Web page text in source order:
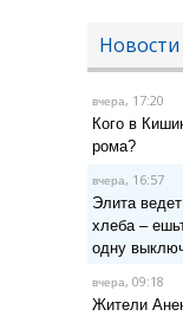
вчера, 17:20
Кого в
рома?
вчера, 16:57
Элита
хлеба –
одну
вчера, 09:18
Жители